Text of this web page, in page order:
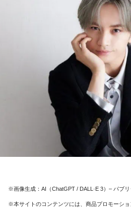
※画像生成：AI（ChatGPT / DALL·E 3）– パブリ
※本サイトのコンテンツには、商品プロモーショ